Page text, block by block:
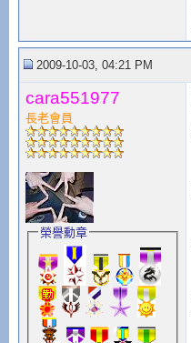
2009-10-03, 04:21 PM
cara551977
長老會員
榮譽勳章